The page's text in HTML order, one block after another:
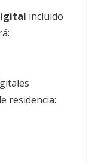
incluido
residencia: